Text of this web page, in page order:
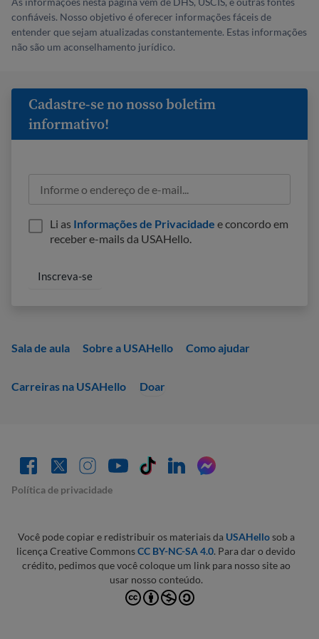
confiáveis. Nosso objetivo é oferecer informações fáceis de
entender que sejam atualizadas constantemente. Estas informações
não são um aconselhamento jurídico.
Sala de aula Sobre a USAHello Como ajudar
Carreiras na USAHello Doar
Cadastre-se no nosso boletim
informativo!
Li as Informações de Privacidade e concordo em
receber e-mails da USAHello.
Política de privacidade
Você pode copiar e redistribuir os materiais da USAHellosob a
licença Creative CommonsCC BY-NC-SA 4.0. Para dar o devido
crédito, pedimos que você coloque um link para nosso site ao
usar nosso conteúdo.